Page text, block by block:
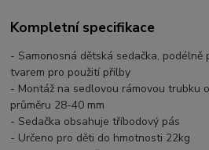
Kompletní specifikace
- Samonosná dětská sedačka, podélně
tvarem pro použití přilby
- Montáž na sedlovou rámovou trubku
průměru 28-40 mm
- Sedačka obsahuje tříbodový pás
- Určeno pro děti do hmotnosti 22kg